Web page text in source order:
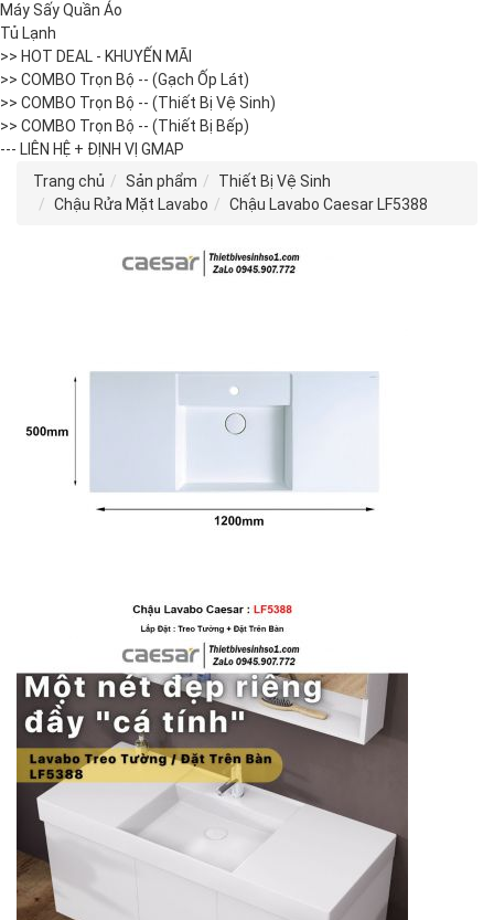
Máy Sấy Quần Áo
Tủ Lạnh
>> HOT DEAL - KHUYẾN MÃI
>> COMBO Trọn Bộ -- (Gạch Ốp Lát)
>> COMBO Trọn Bộ -- (Thiết Bị Vệ Sinh)
>> COMBO Trọn Bộ -- (Thiết Bị Bếp)
--- LIÊN HỆ + ĐỊNH VỊ GMAP
Trang chủ
Sản phẩm
Thiết Bị Vệ Sinh
Chậu Rửa Mặt Lavabo
Chậu Lavabo Caesar LF5388